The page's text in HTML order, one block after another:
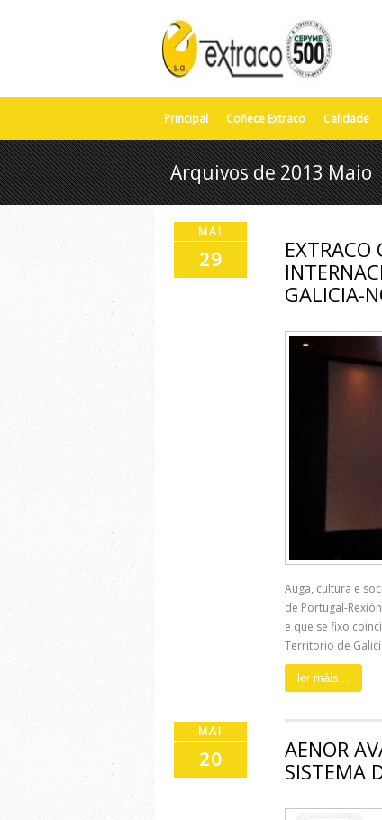
Principal Coñece Extraco Calidade
Arquivos de 2013 Maio
MAI
29
EXTRACO
GALICIA-
Auga, cultura e
de Portugal-
e que se fixo
Territorio de
ler máis...
MAI
20
AENOR
SISTEMA